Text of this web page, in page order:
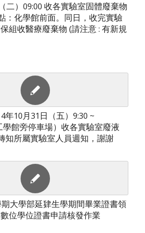
二）09:00 收各實驗室固體廢棄物
：化學館前面。同日，收完實驗
組收醫療廢棄物 (請注意 : 有新規
年10月31日（五）9:30 ~
學館旁停車場）收各實驗室廢液
知所屬實驗室人員週知，謝謝
大學部延肄生學期間畢業證書領
位學位證書申請核發作業